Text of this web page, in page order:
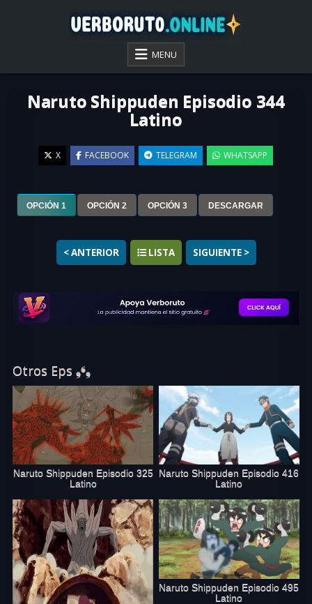
VER BORUTO ONLINE
MENU
Naruto Shippuden Episodio 344
Latino
X FACEBOOK TELEGRAM WHATSAPP
OPCIÓN 1 OPCIÓN 2 OPCIÓN 3 DESCARGAR
▶
< ANTERIOR LISTA SIGUIENTE >
Otros Eps ❟❛❟
Naruto Shippuden Episodio 325
Latino
Naruto Shippuden Episodio 416
Latino
Naruto Shippuden Episodio 495
Latino